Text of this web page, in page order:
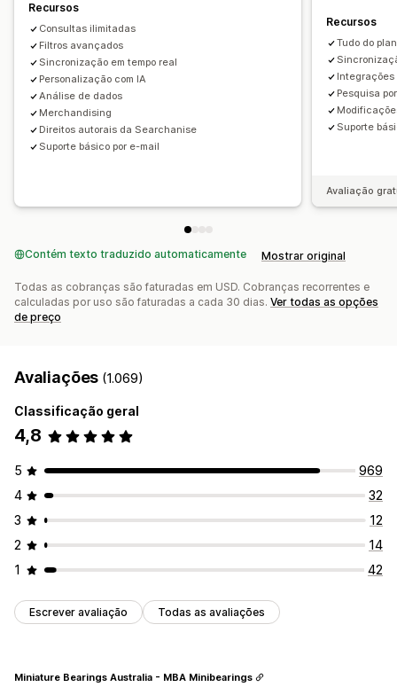
CSS personalizado
Exibição de filtro Filtros personalizados
Página de resultados de busca
Análises
Acompanhamento de conversões
Insights de comportamento
Recursos
Consultas ilimitadas
Filtros avançados
Sincronização em tempo real
Personalização com IA
Análise de dados
Merchandising
Direitos autorais da Searchanise
Suporte básico por e-mail
Recursos
Tudo do
Integrações
Pesquisa
Suporte
Avaliação
Contém texto traduzido automaticamente Mostrar original
Todas as cobranças são faturadas em USD. Cobranças recorrentes e
calculadas por uso são faturadas a cada 30 dias. Ver todas as opções
de preço
Avaliações (1.069)
Classificação geral
4,8
5
969
4
32
3
12
2
14
1
42
Escrever avaliação Todas as avaliações
Miniature Bearings Australia - MBA Minibearings